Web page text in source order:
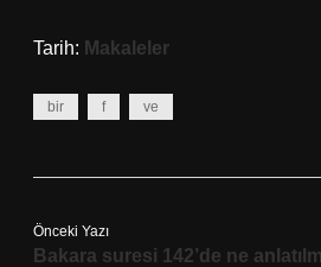
Tarih: Makaleler
bir f ve
Önceki Yazı
Bakara suresi 142’de ne